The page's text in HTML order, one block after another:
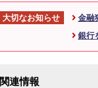
大切なお知らせ
金融
銀行
関連情報